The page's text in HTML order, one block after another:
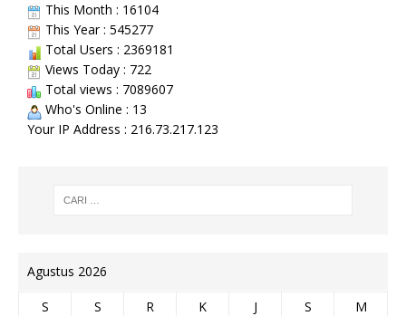
This Month : 16104
This Year : 545277
Total Users : 2369181
Views Today : 722
Total views : 7089607
Who's Online : 13
Your IP Address : 216.73.217.123
Agustus 2026
S S R K J S
M